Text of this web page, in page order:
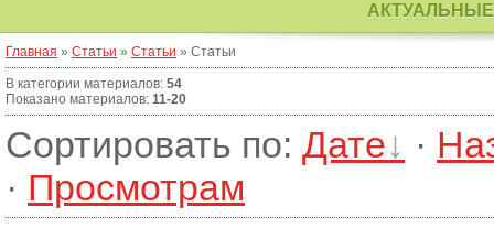
Главная » Статьи » Статьи » Статьи
В категории материалов: 54
Показано материалов: 11-20
Сортировать по: Дате ·
· Просмотрам